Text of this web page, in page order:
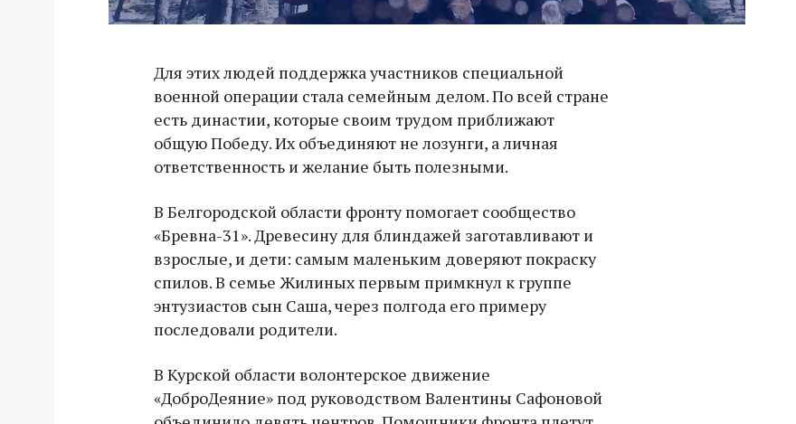
Для этих людей поддержка участников специальной
военной операции стала семейным делом. По всей стране
есть династии, которые своим трудом приближают
общую Победу. Их объединяют не лозунги, а личная
ответственность и желание быть полезными.
В Белгородской области фронту помогает сообщество
«Бревна-31». Древесину для блиндажей заготавливают и
взрослые, и дети: самым маленьким доверяют покраску
спилов. В семье Жилиных первым примкнул к группе
энтузиастов сын Саша, через полгода его примеру
последовали родители.
В Курской области волонтерское движение
«ДоброДеяние» под руководством Валентины Сафоновой
18:30 10 сентября 2025